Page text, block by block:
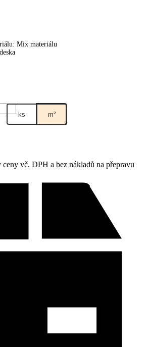
: Mix materiálu
ks m²
vč. DPH a bez nákladů na přepravu